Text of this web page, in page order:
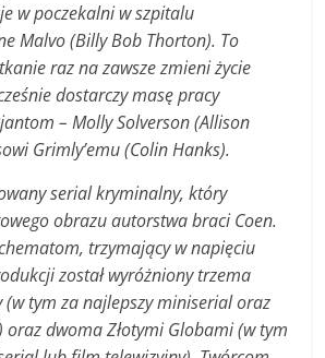
w poczekalni w szpitalu
Malvo (Billy Bob Thorton). To
raz na zawsze zmieni życie
dostarczy masę pracy
– Molly Solverson (Allison
Grimly’emu (Colin Hanks).
serial kryminalny, który
obrazu autorstwa braci Coen.
trzymający w napięciu
został wyróżniony trzema
tym za najlepszy miniserial oraz
oraz dwoma Złotymi Globami (w tym